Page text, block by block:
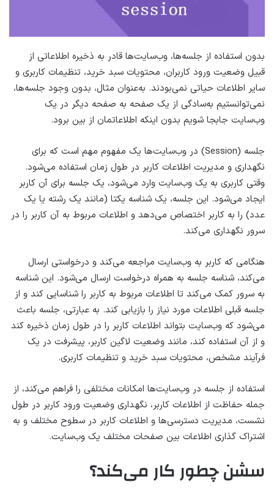
بدون استفاده از جلسه‌ها، وب‌سایت‌ها قادر به ذخیره اطلاعاتی از
قبیل وضعیت ورود کاربران، محتویات سبد خرید، تنظیمات کاربری و
سایر اطلاعات حیاتی نمی‌بودند. به‌عنوان مثال، بدون وجود جلسه‌ها،
نمی‌توانستیم به‌سادگی از یک صفحه به صفحه دیگر در یک
وب‌سایت جابجا شویم بدون اینکه اطلاعاتمان از بین برود.
جلسه (Session) در وب‌سایت‌ها یک مفهوم مهم است که برای
نگهداری و مدیریت اطلاعات کاربر در طول زمان استفاده می‌شود.
وقتی کاربری به یک وب‌سایت وارد می‌شود، یک جلسه برای آن کاربر
ایجاد می‌شود. این جلسه، یک شناسه یکتا (مانند یک رشته یا یک
عدد) را به کاربر اختصاص می‌دهد و اطلاعات مربوط به آن کاربر را در
سرور نگهداری می‌کند.
هنگامی که کاربر به وب‌سایت مراجعه می‌کند و درخواستی ارسال
می‌کند، شناسه جلسه به همراه درخواست ارسال می‌شود. این شناسه
به سرور کمک می‌کند تا اطلاعات مربوط به کاربر را شناسایی کند و از
جلسه قبلی اطلاعات مورد نیاز را بازیابی کند. به عبارتی، جلسه باعث
می‌شود که وب‌سایت بتواند اطلاعات کاربر را در طول زمان ذخیره کند
و از آن استفاده کند، مانند وضعیت لاگین کاربر، پیشرفت در یک
فرآیند مشخص، محتویات سبد خرید و تنظیمات کاربری.
استفاده از جلسه در وب‌سایت‌ها امکانات مختلفی را فراهم می‌کند، از
جمله حفاظت از اطلاعات کاربر، نگهداری وضعیت ورود کاربر در طول
نشست، مدیریت دسترسی‌ها و اطلاعات کاربر در سطوح مختلف و به
اشتراک گذاری اطلاعات بین صفحات مختلف یک وب‌سایت.
سشن چطور کار می‌کند؟